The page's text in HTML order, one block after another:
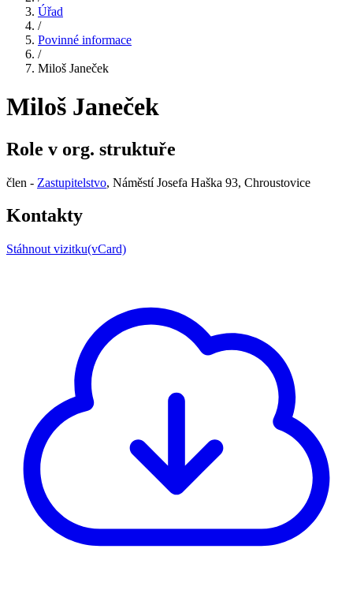
Úřad
/
Povinné informace
/
Miloš Janeček
Miloš Janeček
Role v org. struktuře
člen - Zastupitelstvo, Náměstí Josefa Haška 93, Chroustovice
Kontakty
Stáhnout vizitku(vCard)